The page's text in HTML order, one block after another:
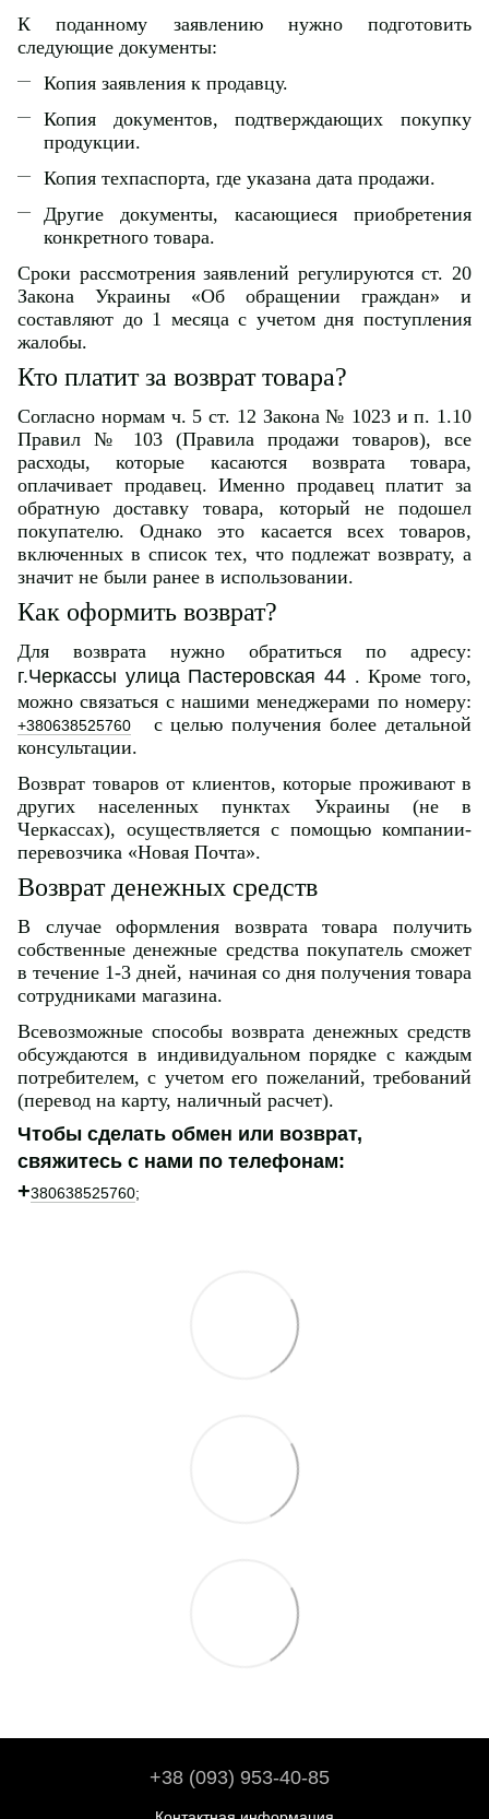
К поданному заявлению нужно подготовить
следующие документы:
Копия заявления к продавцу.
Копия документов, подтверждающих покупку
продукции.
Копия техпаспорта, где указана дата продажи.
Другие документы, касающиеся приобретения
конкретного товара.
Сроки рассмотрения заявлений регулируются ст. 20
Закона Украины «Об обращении граждан» и
составляют до 1 месяца с учетом дня поступления
жалобы.
Кто платит за возврат товара?
Согласно нормам ч. 5 ст. 12 Закона № 1023 и п. 1.10
Правил № 103 (Правила продажи товаров), все
расходы, которые касаются возврата товара,
оплачивает продавец. Именно продавец платит за
обратную доставку товара, который не подошел
покупателю. Однако это касается всех товаров,
включенных в список тех, что подлежат возврату, а
значит не были ранее в использовании.
Как оформить возврат?
Для возврата нужно обратиться по адресу:
г.Черкассы улица Пастеровская 44 . Кроме того,
можно связаться с нашими менеджерами по номеру:
+380638525760
с целью получения более детальной
консультации.
Возврат товаров от клиентов, которые проживают в
других населенных пунктах Украины (не в
Черкассах), осуществляется с помощью компании-
перевозчика «Новая Почта».
Возврат денежных средств
В случае оформления возврата товара получить
собственные денежные средства покупатель сможет
в течение 1-3 дней, начиная со дня получения товара
сотрудниками магазина.
Всевозможные способы возврата денежных средств
обсуждаются в индивидуальном порядке с каждым
потребителем, с учетом его пожеланий, требований
(перевод на карту, наличный расчет).
Чтобы сделать обмен или возврат,
свяжитесь с нами по телефонам:
+380638525760;
+38 (093) 953-40-85